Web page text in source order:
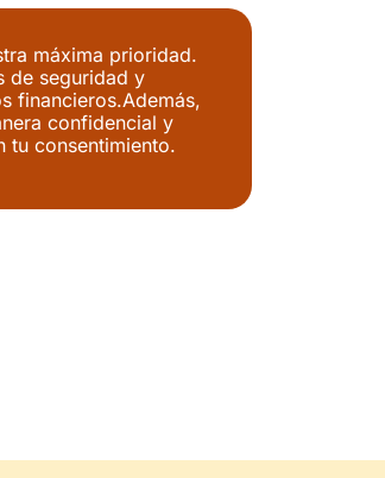
máxima prioridad.
de seguridad y
financieros.Además,
confidencial y
tu consentimiento.